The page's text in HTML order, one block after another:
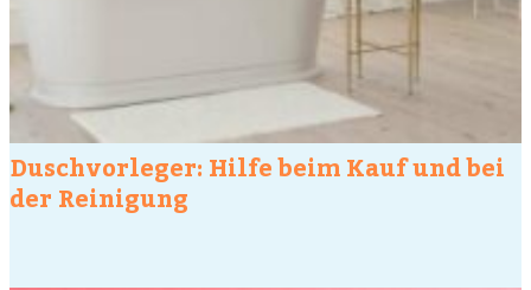
Duschvorleger: Hilfe beim Kauf und bei
der Reinigung